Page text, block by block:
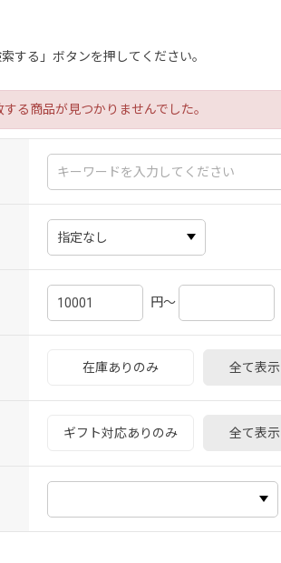
する」ボタンを押してください。
る商品が見つかりませんでした。
円～
在庫ありのみ 全て表示
ギフト対応ありのみ 全て表示